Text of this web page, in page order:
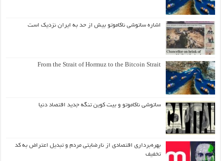
اشاره ساتوشی ناکاموتو بیش از حد به ایران نزدیک است
From the Strait of Hormuz to the Bitcoin Strait
ساتوشی ناکاموتو و بیت کوین تنگه جدید اقتصاد دنیا
بهره‌برداری اقتصادی از نارضایتی مردم و تبدیل اعتراض به کد
تخفیف